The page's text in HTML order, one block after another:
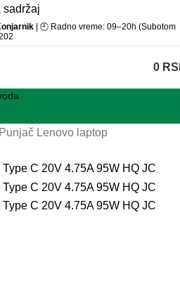
sadržaj
| 🕘 Radno vreme: 09–20h (Subotom
0
Lenovo laptop